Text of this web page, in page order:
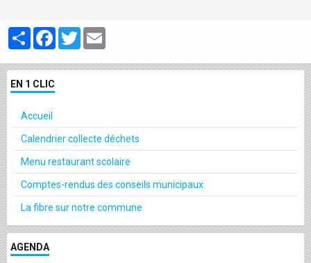
PartagerFacebook
Twitter
EN 1 CLIC
Accueil
Calendrier collecte déchets
Menu restaurant scolaire
Comptes-rendus des conseils municipaux
La fibre sur notre commune
AGENDA